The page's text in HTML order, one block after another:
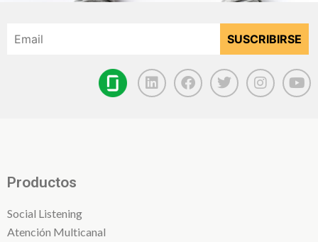
Productos
Social Listening
Atención Multicanal